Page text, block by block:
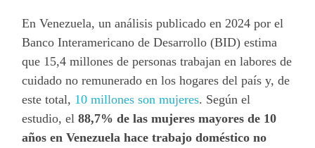
En Venezuela, un análisis publicado en 2024 por el
Banco Interamericano de Desarrollo (BID) estima
que 15,4 millones de personas trabajan en labores de
cuidado no remunerado en los hogares del país y, de
este total, 10 millones son mujeres. Según el
estudio, el88,7% de las mujeres mayores de 10
años en Venezuela hace trabajo doméstico no